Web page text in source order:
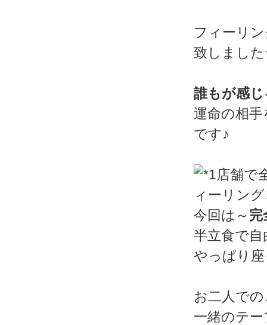
フィーリ
致しまし
誰もが感
運命の相
です♪
今回は～ 完
半立食で
やっぱり
お二人で
一緒のテ